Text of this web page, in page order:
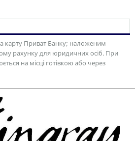
карту Приват Банку; наложеним
рахунку для юридичних осіб. При
на місці готівкою або через